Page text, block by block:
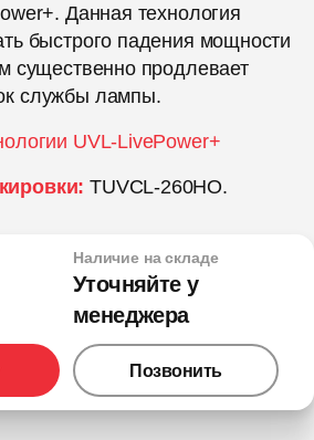
Данная технология
быстрого падения мощности
существенно продлевает
службы лампы.
UVL-LivePower+
TUVCL-260HO.
Наличие на складе
Уточняйте у
менеджера
Позвонить